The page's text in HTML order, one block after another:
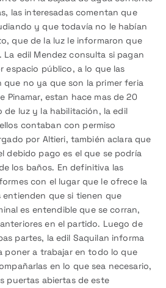
las interesadas comentan que
y que todavía no le habían
que de la luz le informaron que
edil Mendez consulta si pagan
espacio público, a lo que las
que no ya que son la primer feria
Pinamar, estan hace mas de 20
de luz y la habilitación, la edil
contaban con permiso
por Altieri, también aclara que
debido pago es el que se podría
los baños. En definitiva las
con el lugar que le ofrece la
entienden que si tienen que
es entendible que se corran,
en el partido. Luego de
partes, la edil Saquilan informa
poner a trabajar en todo lo que
en lo que sea necesario,
puertas abiertas de este